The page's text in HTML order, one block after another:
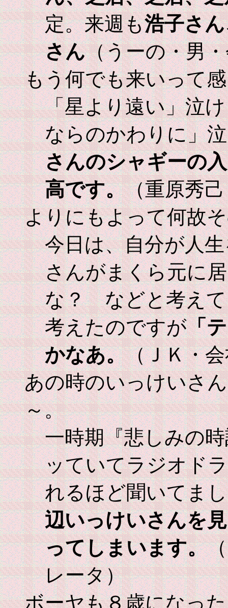
定。来週も浩子さ
さん（うーの・男
もう何でも来いって
「星より遠い」泣
ならのかわりに」
さんのシャギーの
高です。（重原秀
よりにもよって何故
今日は、自分が人
さんがまくら元に
な？ などと考えて
考えたのですが「
かなあ。（ＪＫ・
あの時のいっけいさ
～。
一時期『悲しみの
ッていてラジオド
れるほど聞いてま
辺いっけいさんを
ってしまいます。
レータ）
ボーヤも８歳になっ